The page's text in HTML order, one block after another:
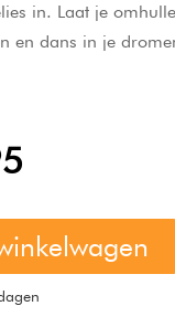
in. Laat je
en dans in je
✨ Binnenin
fotoprint gemaakt